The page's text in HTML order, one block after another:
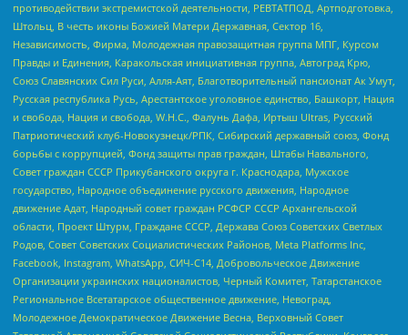
противодействии экстремистской деятельности, РЕВТАТПОД, Артподготовка,
Штольц, В честь иконы Божией Матери Державная, Сектор 16,
Независимость, Фирма, Молодежная правозащитная группа МПГ, Курсом
Правды и Единения, Каракольская инициативная группа, Автоград Крю,
Союз Славянских Сил Руси, Алля-Аят, Благотворительный пансионат Ак Умут,
Русская республика Русь, Арестантское уголовное единство, Башкорт, Нация
и свобода, Нация и свобода, W.H.С., Фалунь Дафа, Иртыш Ultras, Русский
Патриотический клуб-Новокузнецк/РПК, Сибирский державный союз, Фонд
борьбы с коррупцией, Фонд защиты прав граждан, Штабы Навального,
Совет граждан СССР Прикубанского округа г. Краснодара, Мужское
государство, Народное объединение русского движения, Народное
движение Адат, Народный совет граждан РСФСР СССР Архангельской
области, Проект Штурм, Граждане СССР, Держава Союз Советских Светлых
Родов, Совет Советских Социалистических Районов, Meta Platforms Inc,
Facebook, Instagram, WhatsApp, СИЧ-С14, Добровольческое Движение
Организации украинских националистов, Черный Комитет, Татарстанское
Региональное Всетатарское общественное движение, Невоград,
Молодежное Демократическое Движение Весна, Верховный Совет